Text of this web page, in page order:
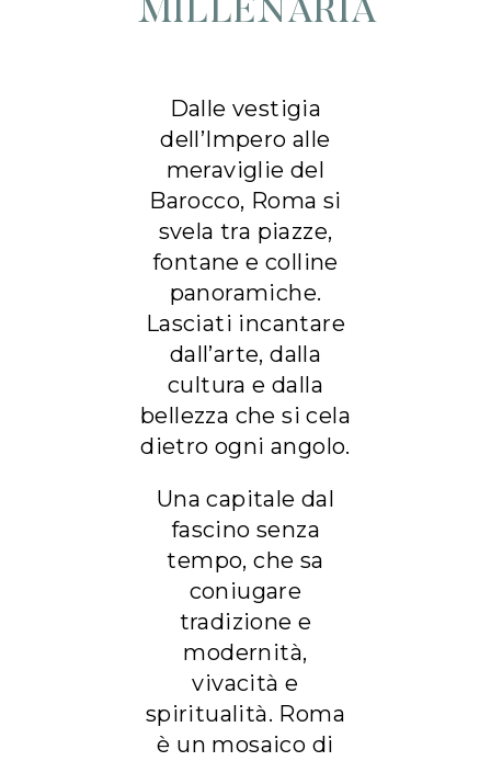
MILLENARIA
Dalle vestigia
dell’Impero alle
meraviglie del
Barocco, Roma si
svela tra piazze,
fontane e colline
panoramiche.
Lasciati incantare
dall’arte, dalla
cultura e dalla
bellezza che si cela
dietro ogni angolo.
Una capitale dal
fascino senza
tempo, che sa
coniugare
tradizione e
modernità,
vivacità e
spiritualità. Roma
è un mosaico di